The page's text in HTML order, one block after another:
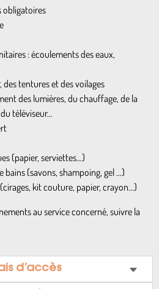
obligatoires
: écoulements des eaux,
tentures et des voilages
des lumières, du chauffage, de la
téléviseur…
(papier, serviettes…)
bains (savons, shampoing, gel …)
kit couture, papier, crayon…)
au service concerné, suivre la
d’accès